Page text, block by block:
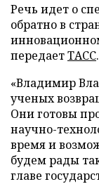
Речь идет о
обратно в
передаетТАСС.
«Владимир
ученых
Они готовы
научно-
время и
будем рады
главе